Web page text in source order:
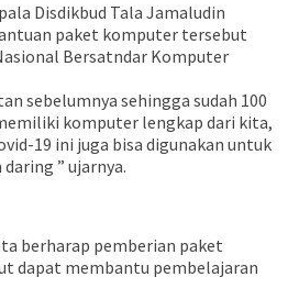
Disdikbud Tala Jamaludin
paket komputer tersebut
Bersatndar Komputer
sebelumnya sehingga sudah 100
komputer lengkap dari kita,
19 ini juga bisa digunakan untuk
” ujarnya.
berharap pemberian paket
dapat membantu pembelajaran